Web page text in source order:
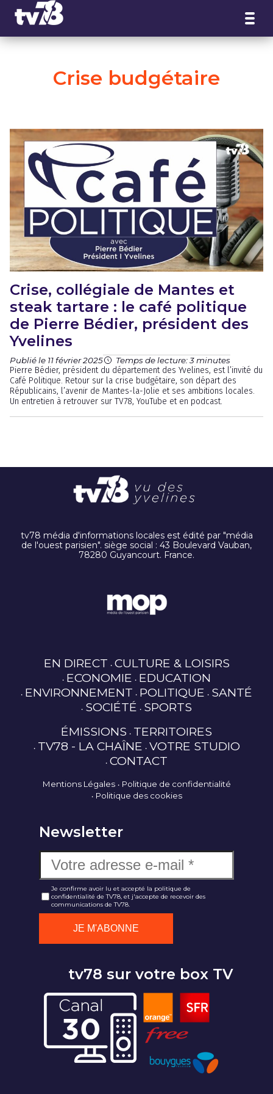
Crise budgétaire
Crise, collégiale de Mantes et
steak tartare : le café politique
de Pierre Bédier, président des
Yvelines
Publié le 11 février 2025 Temps de lecture: 3 minutes
Pierre Bédier, président du département des Yvelines, est l’invité du
Café Politique. Retour sur la crise budgétaire, son départ des
Républicains, l’avenir de Mantes-la-Jolie et ses ambitions locales.
Un entretien à retrouver sur TV78, YouTube et en podcast.
tv78 média d'informations locales est édité par "média
de l'ouest parisien". siège social : 43 Boulevard Vauban,
78280 Guyancourt. France.
EN DIRECT CULTURE & LOISIRS
ECONOMIE EDUCATION
ENVIRONNEMENT POLITIQUE SANTÉ
SOCIÉTÉ SPORTS
ÉMISSIONS TERRITOIRES
TV78 - LA CHAÎNE VOTRE STUDIO
CONTACT
Mentions Légales
Politique de confidentialité
Politique des cookies
Newsletter
Je confirme avoir lu et accepté la politique de
confidentialité de TV78, et j'accepte de recevoir des
communications de TV78.
tv78 sur votre box TV
Panneau de gestion des cookies